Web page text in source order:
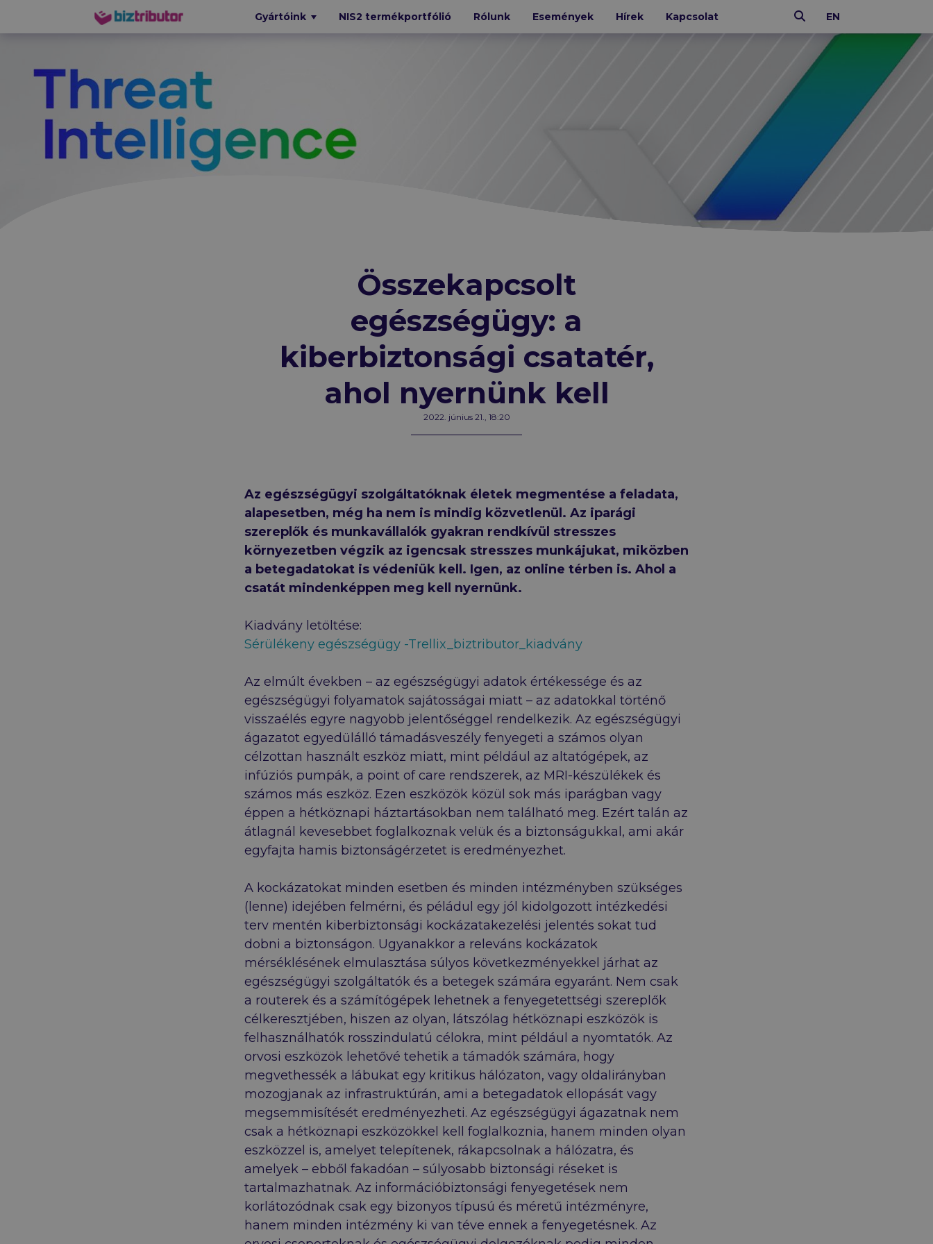
biztributor Gyártóink NIS2 termékportfólió Rólunk Események Hírek Kapcsolat Keresés
EN
Összekapcsolt
egészségügy: a
kiberbiztonsági csatatér,
ahol nyernünk kell
2022. június 21., 18:20
Az egészségügyi szolgáltatóknak életek megmentése a feladata,
alapesetben, még ha nem is mindig közvetlenül. Az iparági
szereplők és munkavállalók gyakran rendkívül stresszes
környezetben végzik az igencsak stresszes munkájukat, miközben
a betegadatokat is védeniük kell. Igen, az online térben is. Ahol a
csatát mindenképpen meg kell nyernünk.
Kiadvány letöltése:
Sérülékeny egészségügy -Trellix_biztributor_kiadvány
Az elmúlt években – az egészségügyi adatok értékessége és az
egészségügyi folyamatok sajátosságai miatt – az adatokkal történő
visszaélés egyre nagyobb jelentőséggel rendelkezik. Az egészségügyi
ágazatot egyedülálló támadásveszély fenyegeti a számos olyan
célzottan használt eszköz miatt, mint például az altatógépek, az
infúziós pumpák, a point of care rendszerek, az MRI-készülékek és
számos más eszköz. Ezen eszközök közül sok más iparágban vagy
éppen a hétköznapi háztartásokban nem található meg. Ezért talán az
átlagnál kevesebbet foglalkoznak velük és a biztonságukkal, ami akár
egyfajta hamis biztonságérzetet is eredményezhet.
A kockázatokat minden esetben és minden intézményben szükséges
(lenne) idejében felmérni, és péládul egy jól kidolgozott intézkedési
terv mentén kiberbiztonsági kockázatakezelési jelentés sokat tud
dobni a biztonságon. Ugyanakkor a releváns kockázatok
mérséklésének elmulasztása súlyos következményekkel járhat az
egészségügyi szolgáltatók és a betegek számára egyaránt. Nem csak
a routerek és a számítógépek lehetnek a fenyegetettségi szereplők
célkeresztjében, hiszen az olyan, látszólag hétköznapi eszközök is
felhasználhatók rosszindulatú célokra, mint például a nyomtatók. Az
orvosi eszközök lehetővé tehetik a támadók számára, hogy
megvethessék a lábukat egy kritikus hálózaton, vagy oldalirányban
mozogjanak az infrastruktúrán, ami a betegadatok ellopását vagy
megsemmisítését eredményezheti. Az egészségügyi ágazatnak nem
csak a hétköznapi eszközökkel kell foglalkoznia, hanem minden olyan
eszközzel is, amelyet telepítenek, rákapcsolnak a hálózatra, és
amelyek – ebből fakadóan – súlyosabb biztonsági réseket is
tartalmazhatnak. Az információbiztonsági fenyegetések nem
korlátozódnak csak egy bizonyos típusú és méretű intézményre,
hanem minden intézmény ki van téve ennek a fenyegetésnek. Az